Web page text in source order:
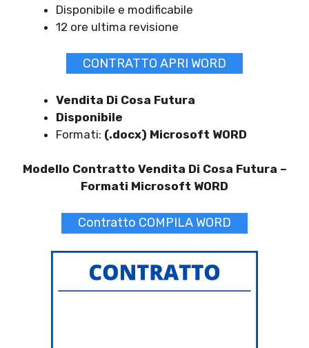
Disponibile e modificabile
12 ore ultima revisione
CONTRATTO APRI WORD
Vendita Di Cosa Futura
Disponibile
Formati: (.docx) Microsoft WORD
Modello Contratto Vendita Di Cosa Futura –
Formati Microsoft WORD
Contratto COMPILA WORD